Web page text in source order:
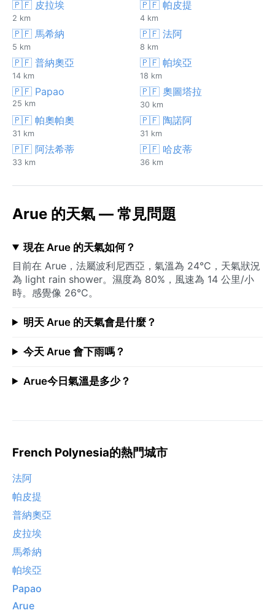
🇵🇫 皮拉埃
2 km
🇵🇫 帕皮提
4 km
🇵🇫 馬希納
5 km
🇵🇫 法阿
8 km
🇵🇫 普納奧亞
14 km
🇵🇫 帕埃亞
18 km
🇵🇫 Papao
25 km
🇵🇫 奧圖塔拉
30 km
🇵🇫 帕奧帕奧
31 km
🇵🇫 陶諾阿
31 km
🇵🇫 阿法希蒂
33 km
🇵🇫 哈皮蒂
36 km
Arue 的天氣 — 常見問題
現在 Arue 的天氣如何？
目前在 Arue，法屬波利尼西亞，氣溫為 24°C，天氣狀況
為 light rain shower。濕度為 80%，風速為 14 公里/小
時。感覺像 26°C。
明天 Arue 的天氣會是什麼？
今天 Arue 會下雨嗎？
Arue今日氣溫是多少？
French Polynesia的熱門城市
法阿
帕皮提
普納奧亞
皮拉埃
馬希納
帕埃亞
Papao
Arue